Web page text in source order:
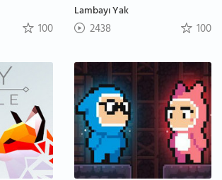
100
Lambayı Yak
2438 100